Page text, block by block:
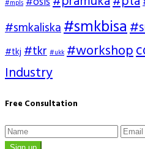
#mpls
#smkaliska#smkbisa
#tkj #tkr #ukk #workshop
Industry
Free Consultation